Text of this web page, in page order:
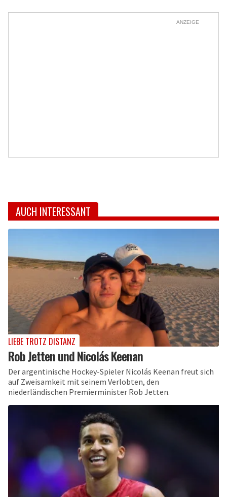
ANZEIGE
AUCH INTERESSANT
LIEBE TROTZ DISTANZ
Rob Jetten und Nicolás Keenan
Der argentinische Hockey-Spieler Nicolás Keenan freut sich
auf Zweisamkeit mit seinem Verlobten, den
niederländischen Premierminister Rob Jetten.